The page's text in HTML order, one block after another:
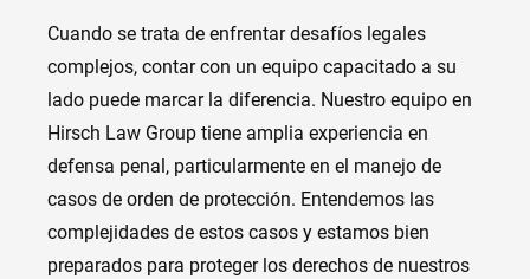
Cuando se trata de enfrentar desafíos legales
complejos, contar con un equipo capacitado a su
lado puede marcar la diferencia. Nuestro equipo en
Hirsch Law Group tiene amplia experiencia en
defensa penal, particularmente en el manejo de
casos de orden de protección. Entendemos las
complejidades de estos casos y estamos bien
preparados para proteger los derechos de nuestros